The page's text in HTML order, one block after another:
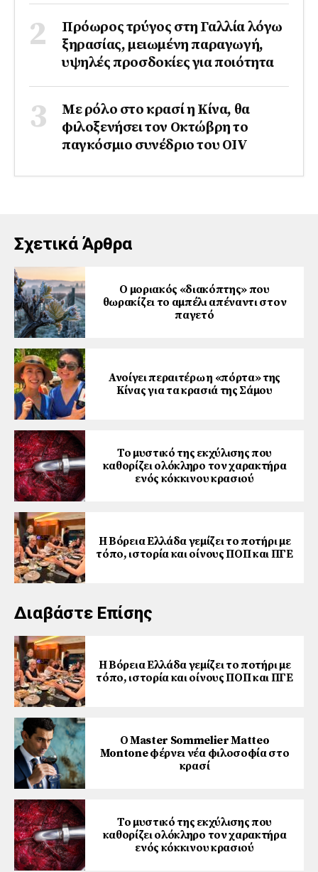
Πρόωρος τρύγος στη Γαλλία λόγω
ξηρασίας, μειωμένη παραγωγή,
υψηλές προσδοκίες για ποιότητα
Με ρόλο στο κρασί η Κίνα, θα
φιλοξενήσει τον Οκτώβρη το
παγκόσμιο συνέδριο του ΟΙV
Σχετικά Άρθρα
Ο μοριακός «διακόπτης» που
θωρακίζει το αμπέλι απέναντι στον
παγετό
Ανοίγει περαιτέρω η «πόρτα» της
Κίνας για τα κρασιά της Σάμου
Το μυστικό της εκχύλισης που
καθορίζει ολόκληρο τον χαρακτήρα
ενός κόκκινου κρασιού
Η Βόρεια Ελλάδα γεμίζει το ποτήρι με
τόπο, ιστορία και οίνους ΠΟΠ και ΠΓΕ
Διαβάστε Επίσης
Η Βόρεια Ελλάδα γεμίζει το ποτήρι με
τόπο, ιστορία και οίνους ΠΟΠ και ΠΓΕ
Ο Master Sommelier Matteo
Montone φέρνει νέα φιλοσοφία στο
κρασί
Το μυστικό της εκχύλισης που
καθορίζει ολόκληρο τον χαρακτήρα
ενός κόκκινου κρασιού